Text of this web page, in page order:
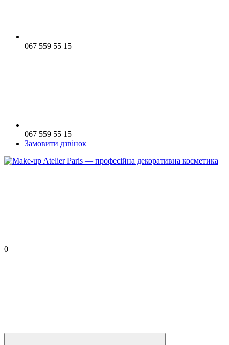
067 559 55 15
067 559 55 15
Замовити дзвінок
0